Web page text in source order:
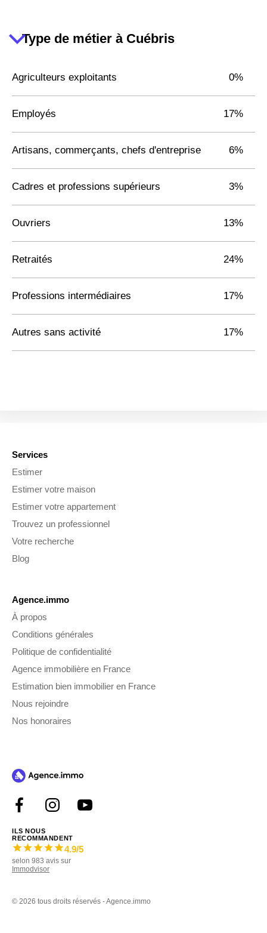
Type de métier à Cuébris
Agriculteurs exploitants 0%
Employés 17%
Artisans, commerçants, chefs d'entreprise 6%
Cadres et professions supérieurs 3%
Ouvriers 13%
Retraités 24%
Professions intermédiaires 17%
Autres sans activité 17%
Services
Estimer
Estimer votre maison
Estimer votre appartement
Trouvez un professionnel
Votre recherche
Blog
Agence.immo
À propos
Conditions générales
Politique de confidentialité
Agence immobilière en France
Estimation bien immobilier en France
Nous rejoindre
Nos honoraires
ILS NOUS
RECOMMANDENT
4.9/5
selon 983 avis sur
Immodvisor
© 2026 tous droits réservés - Agence.immo